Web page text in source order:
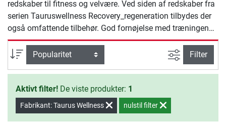
redskaber til fitness og velvære. Ved siden af redskaber fra
serien Tauruswellness Recovery_regeneration tilbydes der
også omfattende tilbehør. God fornøjelse med træningen
med Tauruswellness.
sortering
Avanceret
Filter
Aktivt filter! De viste produkter: 1
Fabrikant: Taurus Wellness nulstil filter